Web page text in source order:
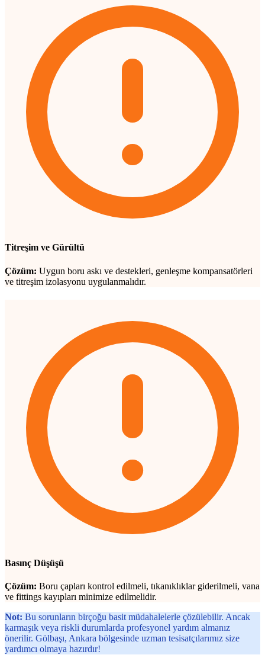
Titreşim ve Gürültü
Çözüm: Uygun boru askı ve destekleri, genleşme kompansatörleri
ve titreşim izolasyonu uygulanmalıdır.
Basınç Düşüşü
Çözüm: Boru çapları kontrol edilmeli, tıkanıklıklar giderilmeli, vana
ve fittings kayıpları minimize edilmelidir.
Not: Bu sorunların birçoğu basit müdahalelerle çözülebilir. Ancak
karmaşık veya riskli durumlarda profesyonel yardım almanız
önerilir. Gölbaşı, Ankara bölgesinde uzman tesisatçılarımız size
yardımcı olmaya hazırdır!